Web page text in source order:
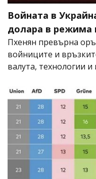
Войната в
долара в режима
Пхенян превърна
войниците и
валута, технологии